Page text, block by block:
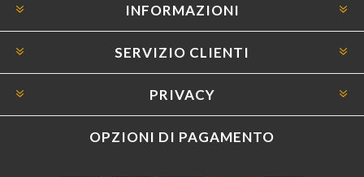
INFORMAZIONI
SERVIZIO CLIENTI
PRIVACY
OPZIONI DI PAGAMENTO